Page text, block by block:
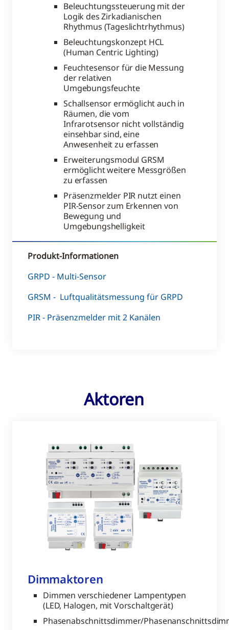
Beleuchtungssteuerung mit der
Logik des Zirkadianischen
Rhythmus (Tageslichtrhythmus)
Beleuchtungskonzept HCL
(Human Centric Lighting)
Feuchtesensor für die Messung
der relativen
Umgebungsfeuchte
Schallsensor ermöglicht auch in
Räumen, die vom
Infrarotsensor nicht vollständig
einsehbar sind, eine
Anwesenheit zu erfassen
Erweiterungsmodul GRSM
ermöglicht weitere Messgrößen
zu erfassen
Präsenzmelder PIR nutzt einen
PIR-Sensor zum Erkennen von
Bewegung und
Umgebungshelligkeit
Produkt-Informationen
GRPD - Multi-Sensor
GRSM - Luftqualitätsmessung für GRPD
PIR - Präsenzmelder mit 2 Kanälen
Aktoren
Dimmaktoren
Dimmen verschiedener Lampentypen
(LED, Halogen, mit Vorschaltgerät)
Phasenabschnittsdimmer/